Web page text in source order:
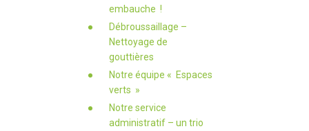
embauche !
Débroussaillage –
Nettoyage de
gouttières
Notre équipe « Espaces
verts »
Notre service
administratif – un trio